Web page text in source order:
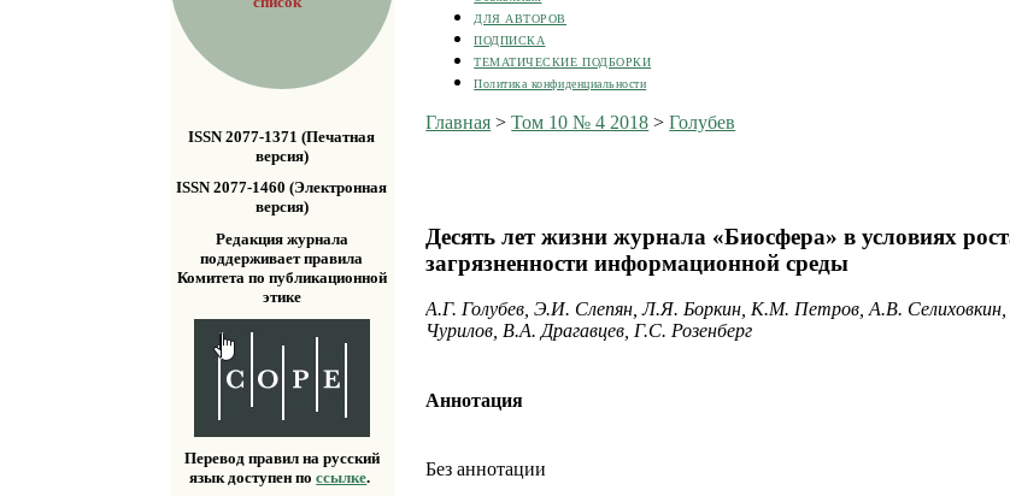
ISSN 2077-1371 (Печатная
версия)
ISSN 2077-1460 (Электронная
версия)
Редакция журнала
поддерживает правила
Комитета по публикационной
этике
Перевод правил на русский
язык доступен поссылке.
ДЛЯ АВТОРОВ
ПОДПИСКА
ТЕМАТИЧЕСКИЕ ПОДБОРКИ
Политика конфиденциальности
Главная >Том 10 № 4 2018 >Голубев
Десять лет жизни журнала «Биосфера» в условиях
загрязненности информационной среды
А.Г. Голубев, Э.И. Слепян, Л.Я. Боркин, К.М. Петров, А.В.
Чурилов, В.А. Драгавцев, Г.С. Розенберг
Аннотация
Без аннотации